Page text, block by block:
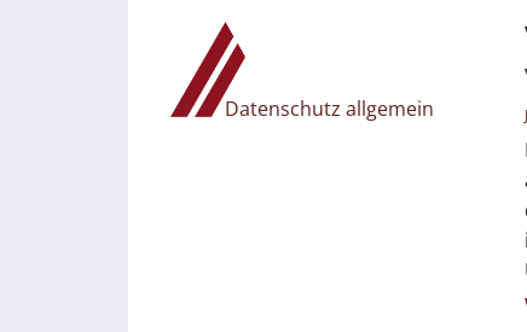
Datenschutz allgemein